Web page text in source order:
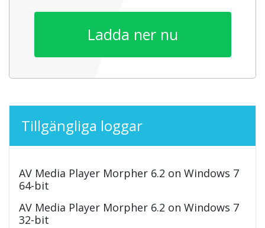
Ladda ner nu
Tillgängliga loggar
AV Media Player Morpher 6.2 on Windows 7
64-bit
AV Media Player Morpher 6.2 on Windows 7
32-bit